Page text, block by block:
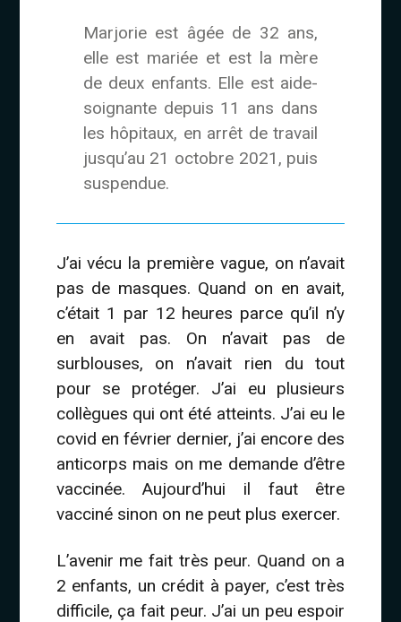
Marjorie est âgée de 32 ans,
elle est mariée et est la mère
de deux enfants. Elle est aide-
soignante depuis 11 ans dans
les hôpitaux, en arrêt de travail
jusqu’au 21 octobre 2021, puis
suspendue.
J’ai vécu la première vague, on n’avait
pas de masques. Quand on en avait,
c’était 1 par 12 heures parce qu’il n’y
en avait pas. On n’avait pas de
surblouses, on n’avait rien du tout
pour se protéger. J’ai eu plusieurs
collègues qui ont été atteints. J’ai eu le
covid en février dernier, j’ai encore des
anticorps mais on me demande d’être
vaccinée. Aujourd’hui il faut être
vacciné sinon on ne peut plus exercer.
L’avenir me fait très peur. Quand on a
2 enfants, un crédit à payer, c’est très
difficile, ça fait peur. J’ai un peu espoir